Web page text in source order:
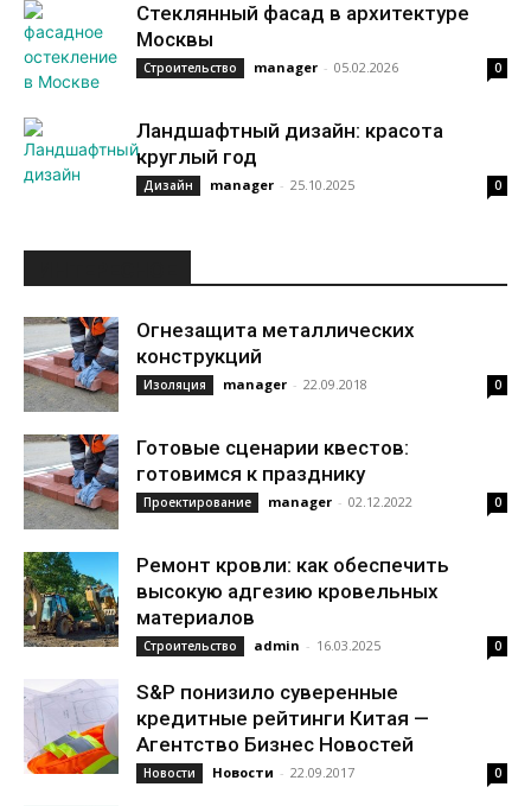
Стеклянный фасад в архитектуре
Москвы
Строительство manager - 05.02.2026 0
Ландшафтный дизайн: красота
круглый год
Дизайн manager - 25.10.2025 0
Огнезащита металлических
конструкций
Изоляция manager - 22.09.2018 0
Готовые сценарии квестов:
готовимся к празднику
Проектирование manager - 02.12.2022 0
Ремонт кровли: как обеспечить
высокую адгезию кровельных
материалов
Строительство admin - 16.03.2025 0
S&P понизило суверенные
кредитные рейтинги Китая —
Агентство Бизнес Новостей
Новости Новости - 22.09.2017 0